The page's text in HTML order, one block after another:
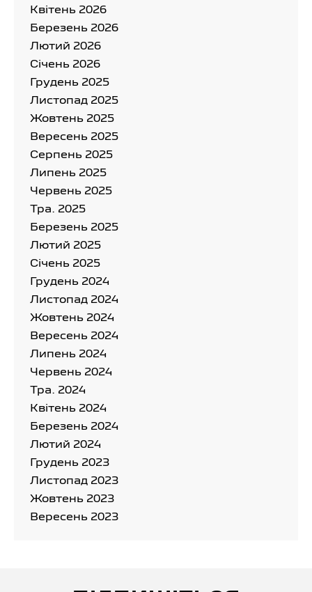
Квітень 2026
Березень 2026
Лютий 2026
Cічень 2026
Грудень 2025
Листопад 2025
Жовтень 2025
Вересень 2025
Серпень 2025
Липень 2025
Червень 2025
Тра. 2025
Березень 2025
Лютий 2025
Cічень 2025
Грудень 2024
Листопад 2024
Жовтень 2024
Вересень 2024
Липень 2024
Червень 2024
Тра. 2024
Квітень 2024
Березень 2024
Лютий 2024
Грудень 2023
Листопад 2023
Жовтень 2023
Вересень 2023